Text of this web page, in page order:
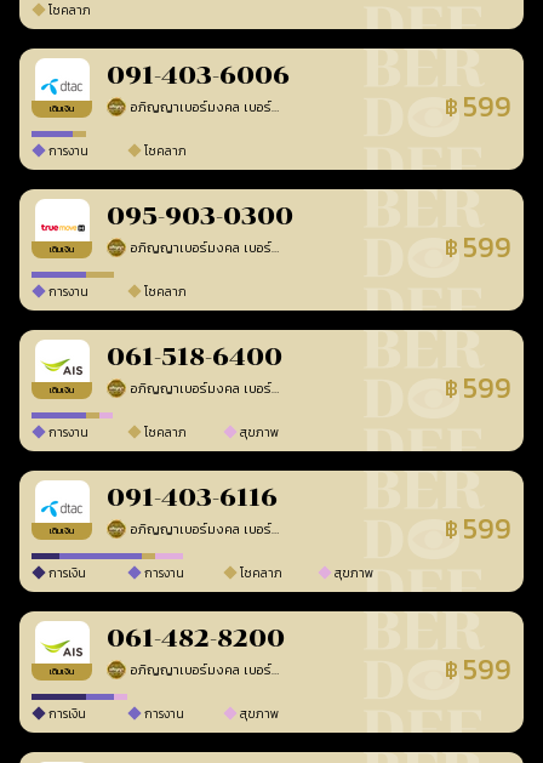
โชคลาภ
เติมเงิน
091-403-6006
อภิญญาเบอร์มงคล เบอร์สวยเลขศาสตร์ ฿ 599
การงาน โชคลาภ
เติมเงิน
095-903-0300
อภิญญาเบอร์มงคล เบอร์สวยเลขศาสตร์ ฿ 599
การงาน โชคลาภ
เติมเงิน
061-518-6400
อภิญญาเบอร์มงคล เบอร์สวยเลขศาสตร์ ฿ 599
การงาน โชคลาภ สุขภาพ
เติมเงิน
091-403-6116
อภิญญาเบอร์มงคล เบอร์สวยเลขศาสตร์ ฿ 599
การเงิน การงาน โชคลาภ สุขภาพ
เติมเงิน
061-482-8200
อภิญญาเบอร์มงคล เบอร์สวยเลขศาสตร์ ฿ 599
การเงิน การงาน สุขภาพ